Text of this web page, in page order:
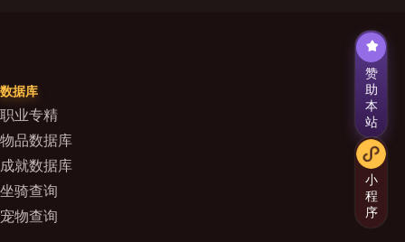
数据库
职业专精
物品数据库
成就数据库
坐骑查询
宠物查询
赞
助
本
站
小
程
序